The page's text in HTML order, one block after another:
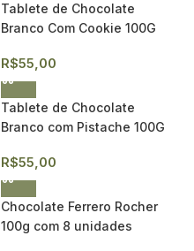
Tablete de Chocolate
Branco Com Cookie 100G
R$55,00
Tablete de Chocolate
Branco com Pistache 100G
R$55,00
Chocolate Ferrero Rocher
100g com 8 unidades